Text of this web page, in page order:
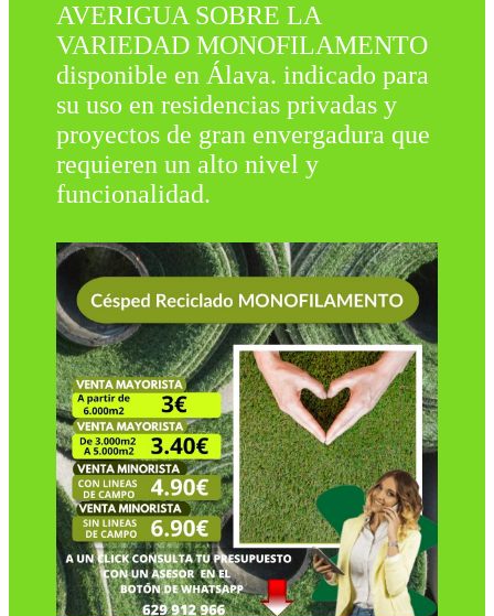
AVERIGUA SOBRE LA
VARIEDAD MONOFILAMENTO
disponible en Álava. indicado para
su uso en residencias privadas y
proyectos de gran envergadura que
requieren un alto nivel y
funcionalidad.